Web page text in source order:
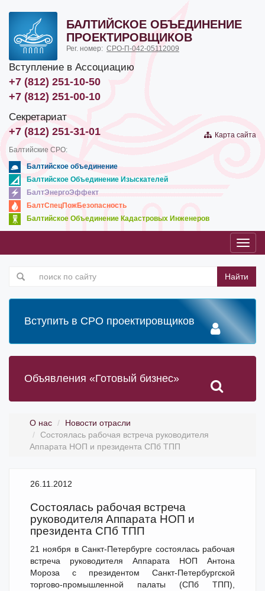
БАЛТИЙСКОЕ ОБЪЕДИНЕНИЕ
ПРОЕКТИРОВЩИКОВ
Рег. номер: СРО-П-042-05112009
Вступление в Ассоциацию
+7 (812) 251-10-50
+7 (812) 251-00-10
Секретариат
+7 (812) 251-31-01
Карта сайта
Балтийские СРО:
Балтийское объединение
Балтийское Объединение Изыскателей
БалтЭнергоЭффект
БалтСпецПожБезопасность
Балтийское Объединение Кадастровых Инженеров
Найти
Вступить в СРО проектировщиков
Объявления «Готовый бизнес»
О нас
Новости отрасли
Состоялась рабочая встреча руководителя
Аппарата НОП и президента СПб ТПП
26.11.2012
Состоялась рабочая встреча
руководителя Аппарата НОП и
президента СПб ТПП
21 ноября в Санкт-Петербурге состоялась рабочая
встреча руководителя Аппарата НОП Антона
Мороза с президентом Санкт-Петербургской
торгово-промышленной палаты (СПб ТПП),